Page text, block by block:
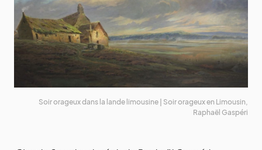
Soir orageux dans la lande limousine | Soir orageux en Limousin,
Raphaël Gaspéri